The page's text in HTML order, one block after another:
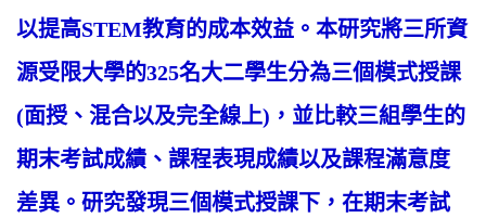
以提高STEM教育的成本效益。本研究將三所資
源受限大學的325名大二學生分為三個模式授課
(面授、混合以及完全線上)，並比較三組學生的
期末考試成績、課程表現成績以及課程滿意度
差異。研究發現三個模式授課下，在期末考試